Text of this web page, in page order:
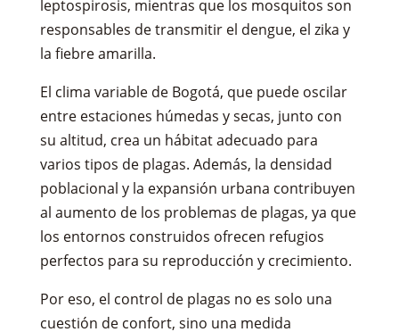
leptospirosis, mientras que los mosquitos son
responsables de transmitir el dengue, el zika y
la fiebre amarilla.
El clima variable de Bogotá, que puede oscilar
entre estaciones húmedas y secas, junto con
su altitud, crea un hábitat adecuado para
varios tipos de plagas. Además, la densidad
poblacional y la expansión urbana contribuyen
al aumento de los problemas de plagas, ya que
los entornos construidos ofrecen refugios
perfectos para su reproducción y crecimiento.
Por eso, el control de plagas no es solo una
cuestión de confort, sino una medida